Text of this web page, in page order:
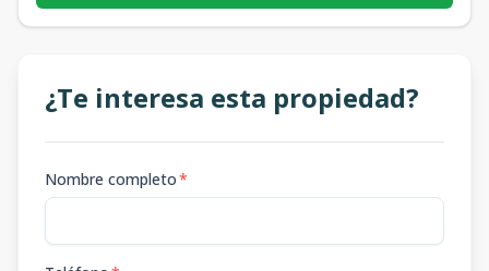
¿Te interesa esta propiedad?
Nombre completo*